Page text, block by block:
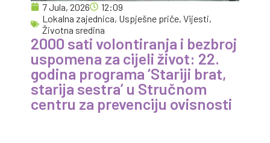
7 Jula, 2026
12:09
Lokalna zajednica, Uspješne priče,Vijesti,
Životna sredina
2000 sati volontiranja i bezbroj
uspomena za cijeli život: 22.
godina programa ‘Stariji brat,
starija sestra’ u Stručnom
centru za prevenciju ovisnosti